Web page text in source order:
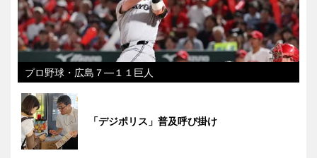
プロ野球・広島７―１１巨人
「デジポリス」普及呼び掛け